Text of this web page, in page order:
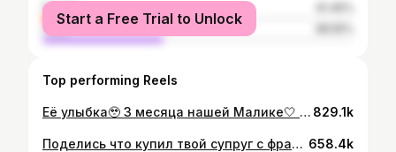
female
male
Start a Free Trial to Unlock
Top performing Reels
Её улыбка🥹 3 месяца нашей Малике🤍 @gufimoo - семейный контент 829.1k
Поделись что купил твой супруг с фразой «это ребёнку»😂 Пару лет он думал брать или брать, если возьму то поиграю пару раз и будет пылиться без дела. Родилась дочка и сейчас видимо у него появилось больше свободного времени😀 658.4k